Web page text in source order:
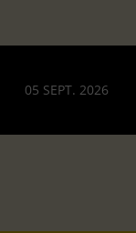
05 SEPT. 2026